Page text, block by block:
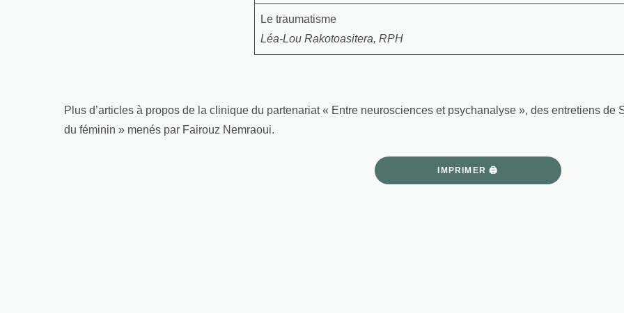
Le traumatisme
Léa-Lou Rakotoasitera, RPH
Plus d’articles à propos de la clinique du partenariat « Entre neurosciences et psychanalyse », des entretiens
du féminin » menés par Fairouz Nemraoui.
IMPRIMER 🖨